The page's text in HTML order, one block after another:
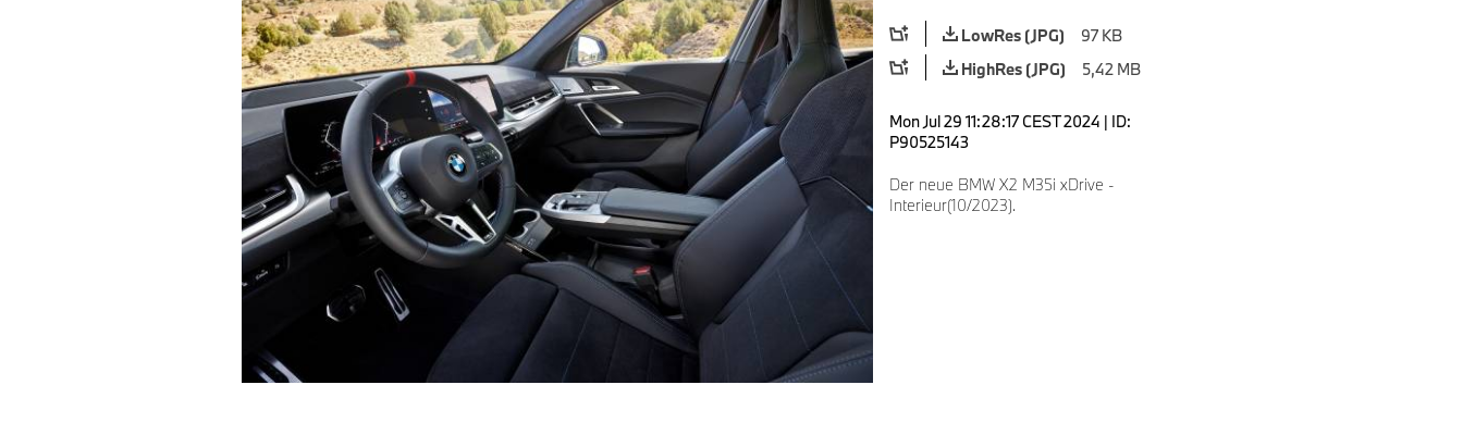
LowRes (JPG)
97 KB
HighRes (JPG)
5,42 MB
Mon Jul 29 11:28:17 CEST 2024 | ID:
P90525143
Der neue BMW X2 M35i xDrive -
Interieur(10/2023).